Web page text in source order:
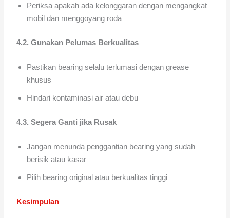
Periksa apakah ada kelonggaran dengan mengangkat
mobil dan menggoyang roda
4.2. Gunakan Pelumas Berkualitas
Pastikan bearing selalu terlumasi dengan grease
khusus
Hindari kontaminasi air atau debu
4.3. Segera Ganti jika Rusak
Jangan menunda penggantian bearing yang sudah
berisik atau kasar
Pilih bearing original atau berkualitas tinggi
Kesimpulan